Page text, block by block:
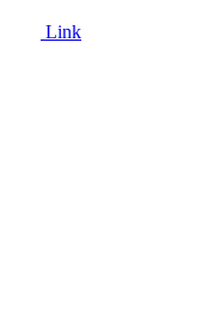
Link